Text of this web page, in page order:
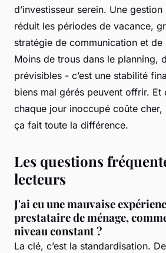
d’investisseur serein. Une
réduit les périodes de vacance,
stratégie de communication et
Moins de trous dans le planning,
prévisibles - c’est une stabilité
biens mal gérés peuvent offrir. Et
chaque jour inoccupé coûte cher,
ça fait toute la différence.
Les questions
lecteurs
J'ai eu une mauvaise
prestataire de ménage,
niveau constant ?
La clé, c’est la standardisation.